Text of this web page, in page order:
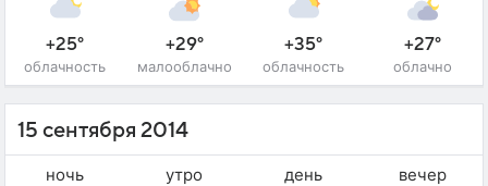
+25°
облачность
+29°
малооблачно
+35°
облачность
+27°
облачно
15 сентября 2014
ночь утро день вечер